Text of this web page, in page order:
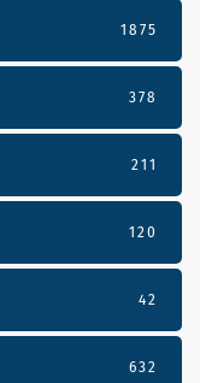
1875
378
211
120
42
632